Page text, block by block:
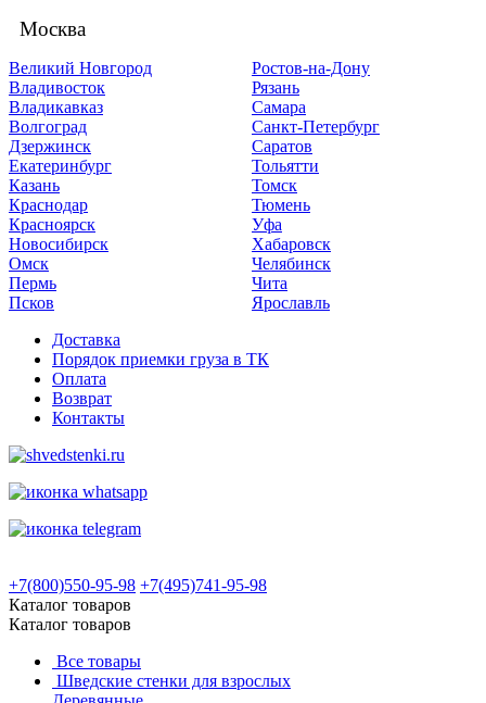
Москва
Великий Новгород
Владивосток
Владикавказ
Волгоград
Дзержинск
Екатеринбург
Казань
Краснодар
Красноярск
Новосибирск
Омск
Пермь
Псков
Ростов-на-Дону
Рязань
Самара
Санкт-Петербург
Саратов
Тольятти
Томск
Тюмень
Уфа
Хабаровск
Челябинск
Чита
Ярославль
Доставка
Порядок приемки груза в ТК
Оплата
Возврат
Контакты
+7(800)550-95-98 +7(495)741-95-98
Каталог товаров
Каталог товаров
Все товары
Шведские стенки для взрослых